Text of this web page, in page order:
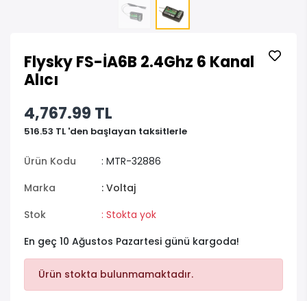
Flysky FS-İA6B 2.4Ghz 6 Kanal
Alıcı
4,767.99 TL
516.53 TL 'den başlayan taksitlerle
Ürün Kodu
: MTR-32886
Marka
: Voltaj
Stok
: Stokta yok
En geç 10 Ağustos Pazartesi günü kargoda!
Ürün stokta bulunmamaktadır.